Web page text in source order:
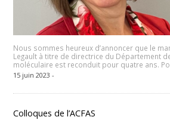
Nous sommes heureux d’annoncer que le
Legault à titre de directrice du Département
moléculaire est reconduit pour quatre ans.
15 juin 2023 -
Colloques de l’ACFAS